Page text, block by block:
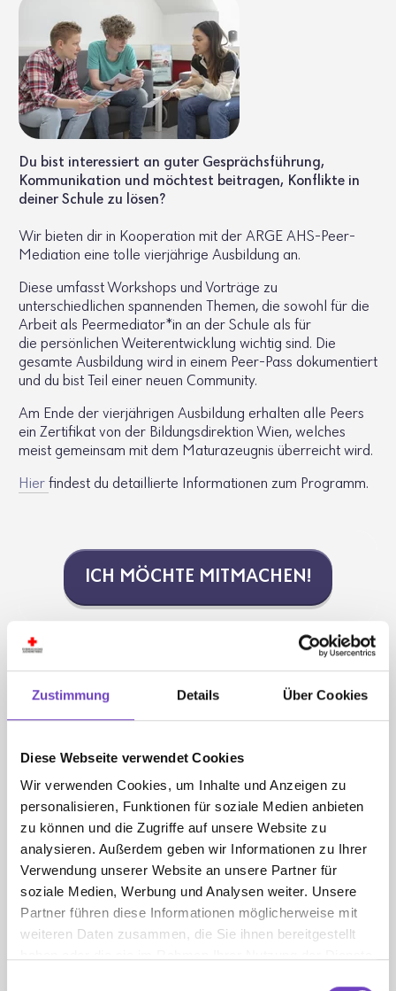
Zustimmung Details Über Cookies
Diese Webseite verwendet Cookies
Wir verwenden Cookies, um Inhalte und Anzeigen zu
personalisieren, Funktionen für soziale Medien anbieten
zu können und die Zugriffe auf unsere Website zu
analysieren. Außerdem geben wir Informationen zu Ihrer
Verwendung unserer Website an unsere Partner für
soziale Medien, Werbung und Analysen weiter. Unsere
Partner führen diese Informationen möglicherweise mit
weiteren Daten zusammen, die Sie ihnen bereitgestellt
Du bist interessiert an guter Gesprächsführung,
Kommunikation und möchtest beitragen, Konflikte in
deiner Schule zu lösen?
Wir bieten dir in Kooperation mit der ARGE AHS-Peer-
Mediation eine tolle vierjährige Ausbildung an.
Diese umfasst Workshops und Vorträge zu
unterschiedlichen spannenden Themen, die sowohl für die
Arbeit als Peermediator*in an der Schule als für
die persönlichen Weiterentwicklung wichtig sind. Die
gesamte Ausbildung wird in einem Peer-Pass dokumentiert
und du bist Teil einer neuen Community.
Am Ende der vierjährigen Ausbildung erhalten alle Peers
ein Zertifikat von der Bildungsdirektion Wien, welches
meist gemeinsam mit dem Maturazeugnis überreicht wird.
Hier findest du detaillierte Informationen zum Programm.
ICH MÖCHTE MITMA­CHEN!
Georg Daras MA
Jugend­ser­vice | Mentale Gesund­heit |
Wiener Jugend­rot­kreuz
Georg Daras